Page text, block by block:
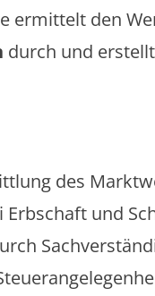
ermittelt den
durch und
des
Erbschaft und